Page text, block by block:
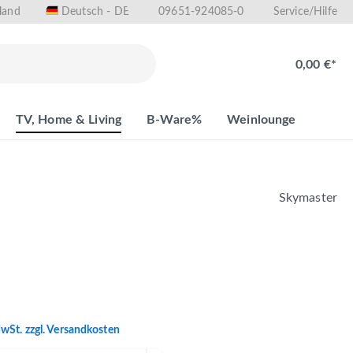
Deutsch - DE 09651-924085-0 Service/Hilfe
0,00 €*
TV, Home & Living B-Ware% Weinlounge
Skymaster
zzgl. Versandkosten